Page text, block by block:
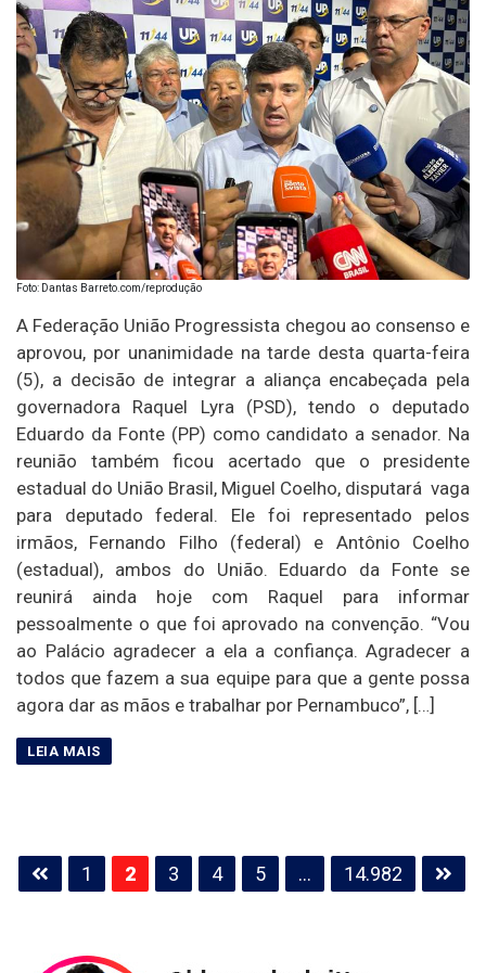
Foto: Dantas Barreto.com/reprodução
A Federação União Progressista chegou ao consenso e
aprovou, por unanimidade na tarde desta quarta-feira
(5), a decisão de integrar a aliança encabeçada pela
governadora Raquel Lyra (PSD), tendo o deputado
Eduardo da Fonte (PP) como candidato a senador. Na
reunião também ficou acertado que o presidente
estadual do União Brasil, Miguel Coelho, disputará vaga
para deputado federal. Ele foi representado pelos
irmãos, Fernando Filho (federal) e Antônio Coelho
(estadual), ambos do União. Eduardo da Fonte se
reunirá ainda hoje com Raquel para informar
pessoalmente o que foi aprovado na convenção. “Vou
ao Palácio agradecer a ela a confiança. Agradecer a
todos que fazem a sua equipe para que a gente possa
agora dar as mãos e trabalhar por Pernambuco”, […]
Paginação
de
1 2 3 4 5 … 14.982